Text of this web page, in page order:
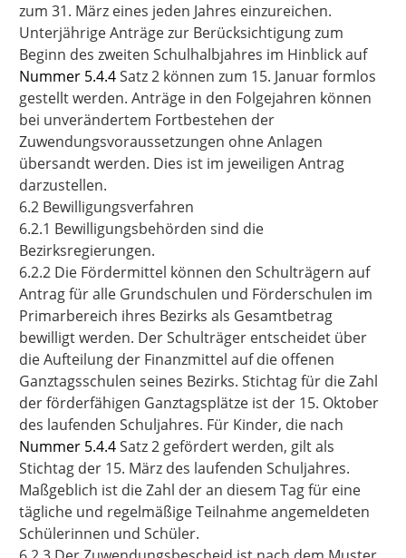
zum 31. März eines jeden Jahres einzureichen.
Unterjährige Anträge zur Berücksichtigung zum
Beginn des zweiten Schulhalbjahres im Hinblick auf
Nummer 5.4.4Satz 2 können zum 15. Januar formlos
gestellt werden. Anträge in den Folgejahren können
bei unverändertem Fortbestehen der
Zuwendungsvoraussetzungen ohne Anlagen
übersandt werden. Dies ist im jeweiligen Antrag
darzustellen.
6.2 Bewilligungsverfahren
6.2.1 Bewilligungsbehörden sind die
Bezirksregierungen.
6.2.2 Die Fördermittel können den Schulträgern auf
Antrag für alle Grundschulen und Förderschulen im
Primarbereich ihres Bezirks als Gesamtbetrag
bewilligt werden. Der Schulträger entscheidet über
die Aufteilung der Finanzmittel auf die offenen
Ganztagsschulen seines Bezirks. Stichtag für die Zahl
der förderfähigen Ganztagsplätze ist der 15. Oktober
des laufenden Schuljahres. Für Kinder, die nach
Nummer 5.4.4Satz 2 gefördert werden, gilt als
Stichtag der 15. März des laufenden Schuljahres.
Maßgeblich ist die Zahl der an diesem Tag für eine
tägliche und regelmäßige Teilnahme angemeldeten
Schülerinnen und Schüler.